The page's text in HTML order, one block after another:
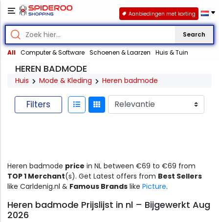
Search
All Computer & Software Schoenen & Laarzen Huis & Tuin
Aanbiedingen met korting
HEREN BADMODE
Huis Mode & Kleding Heren badmode
Filters
Heren badmode price in NL between €69 to €69 from
TOP 1 Merchant(s). Get Latest offers from Best Sellers
like Carldenig.nl & Famous Brands like Picture.
Heren badmode Prijslijst in nl – Bijgewerkt Aug
2026